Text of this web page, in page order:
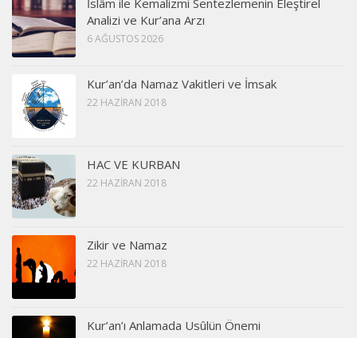
İslâm ile Kemalizmi Sentezlemenin Eleştirel
Analizi ve Kur’ana Arzı
6 AĞUSTOS 2026
Kur’an’da Namaz Vakitleri ve İmsak
22 HAZIRAN 2018
HAC VE KURBAN
22 HAZIRAN 2018
Zikir ve Namaz
22 HAZIRAN 2018
Kur’an’ı Anlamada Usûlün Önemi